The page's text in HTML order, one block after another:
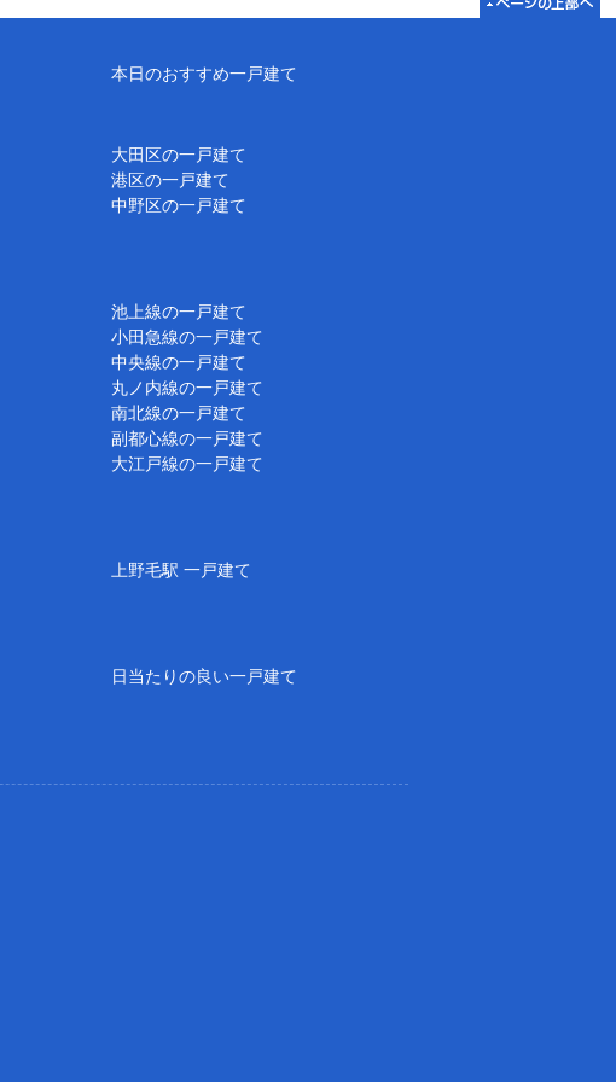
本日のおすすめ一戸建て
大田区の一戸建て
港区の一戸建て
中野区の一戸建て
池上線の一戸建て
小田急線の一戸建て
中央線の一戸建て
丸ノ内線の一戸建て
南北線の一戸建て
副都心線の一戸建て
大江戸線の一戸建て
上野毛駅 一戸建て
日当たりの良い一戸建て